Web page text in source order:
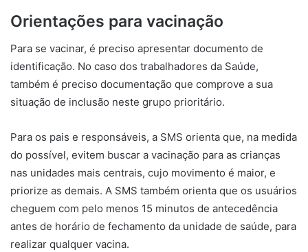
Orientações para vacinação
Para se vacinar, é preciso apresentar documento de
identificação. No caso dos trabalhadores da Saúde,
também é preciso documentação que comprove a sua
situação de inclusão neste grupo prioritário.
Para os pais e responsáveis, a SMS orienta que, na medida
do possível, evitem buscar a vacinação para as crianças
nas unidades mais centrais, cujo movimento é maior, e
priorize as demais. A SMS também orienta que os usuários
cheguem com pelo menos 15 minutos de antecedência
antes de horário de fechamento da unidade de saúde, para
realizar qualquer vacina.